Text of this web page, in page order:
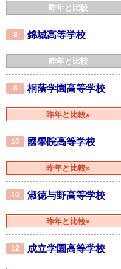
昨年と比較
8 錦城高等学校
昨年と比較
8 桐蔭学園高等学校
昨年と比較»
10 國學院高等学校
昨年と比較»
10 淑徳与野高等学校
昨年と比較»
12 成立学園高等学校